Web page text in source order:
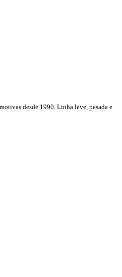
desde 1990. Linha leve, pesada e